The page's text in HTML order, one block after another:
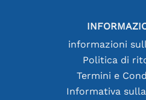
informazioni
Politica di
Termini e
Informativa